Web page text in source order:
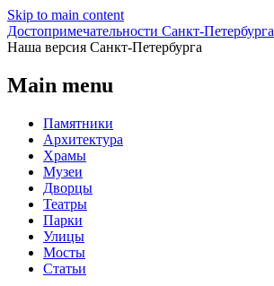
Skip to main content
Достопримечательности Санкт-Петербурга
Наша версия Санкт-Петербурга
Main menu
Памятники
Архитектура
Храмы
Музеи
Дворцы
Театры
Парки
Улицы
Мосты
Статьи